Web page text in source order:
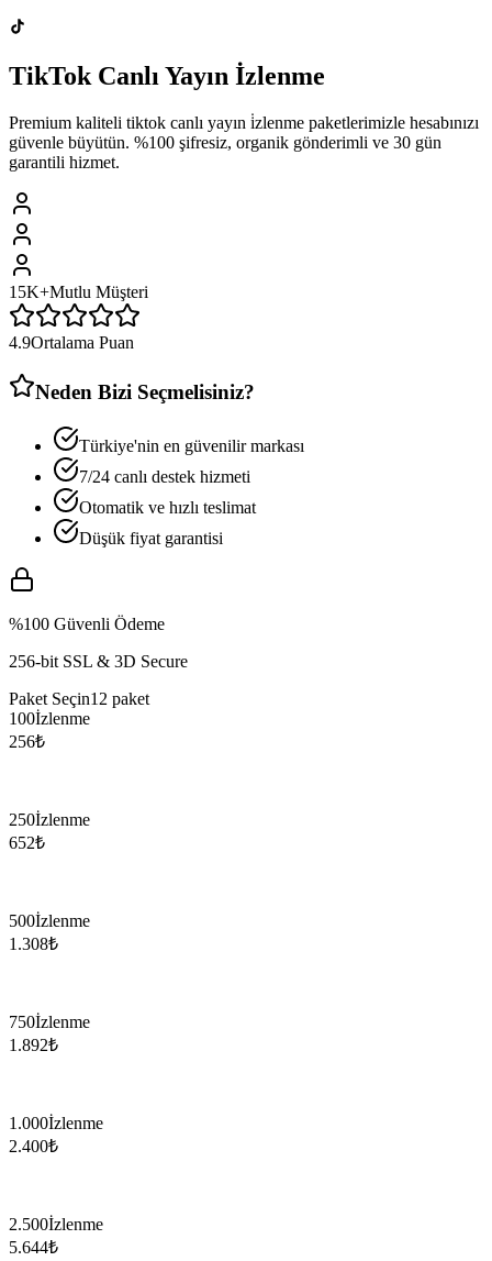
TikTok Canlı Yayın İzlenme
Premium kaliteli tiktok canlı yayın i̇zlenme paketlerimizle hesabınızı
güvenle büyütün. %100 şifresiz, organik gönderimli ve 30 gün
garantili hizmet.
15K+Mutlu Müşteri
4.9Ortalama Puan
Neden Bizi Seçmelisiniz?
Türkiye'nin en güvenilir markası
7/24 canlı destek hizmeti
Otomatik ve hızlı teslimat
Düşük fiyat garantisi
%100 Güvenli Ödeme
256-bit SSL & 3D Secure
Paket Seçin12 paket
100İzlenme
256₺
250İzlenme
652₺
500İzlenme
1.308₺
750İzlenme
1.892₺
1.000İzlenme
2.400₺
2.500İzlenme
5.644₺